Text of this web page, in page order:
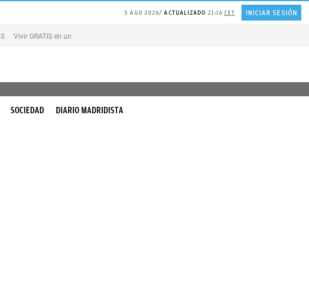
5 AGO 2026 ACTUALIZADO 21:16CET INICIAR SESIÓN
Vivir GRATIS en una ISLA en GRECIA
SOCIEDAD DIARIO MADRIDISTA